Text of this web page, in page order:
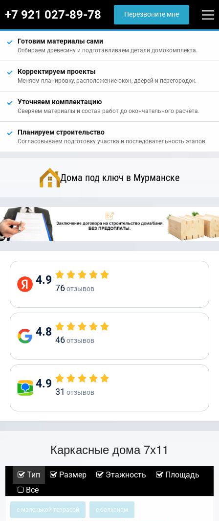
+7 921 027-89-78 Перезвоните мне
Готовим материалы сами
Отбираем древесину и подготавливаем детали домокомплекта.
Корректируем проекты
Меняем планировку, расположение окон, дверей и перегородок.
Уточняем комплектацию
Сверяем материалы и состав работ до окончательного расчёта.
Планируем строительство
Согласовываем подготовку участка и последовательность этапов.
Дома под ключ в Мурманске
4.9
76отзывов
4.8
46отзывов
4.9
31 отзывов
Каркасные дома 7х11
Тип Размер Этажность
Площадь
Все
с маленькой террасой с балконом